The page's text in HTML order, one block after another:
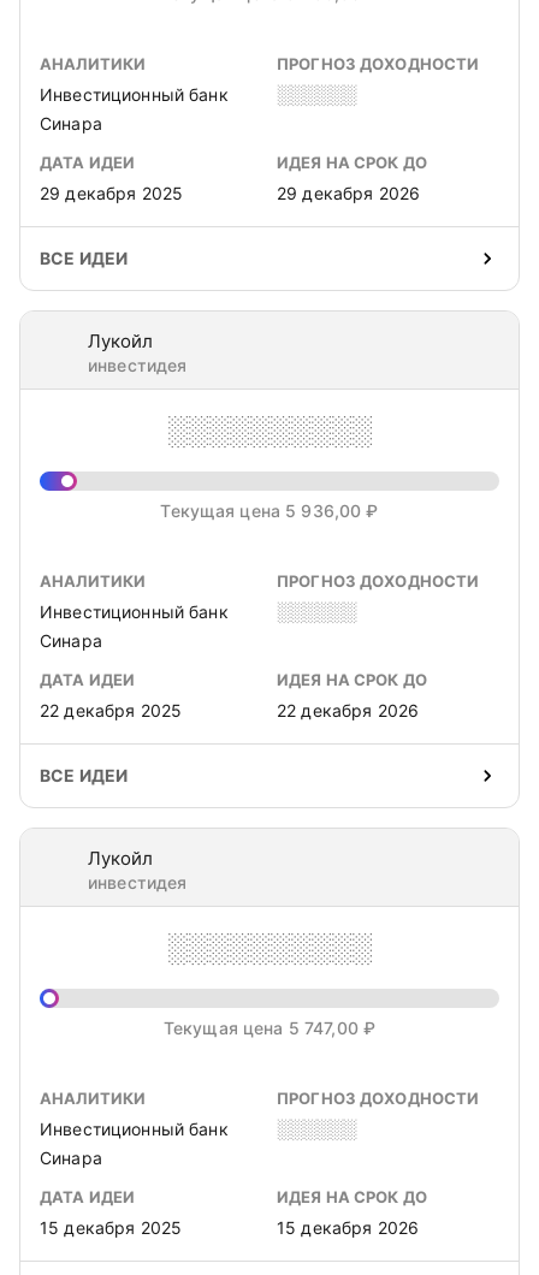
АНАЛИТИКИ
Инвестиционный банк
Синара
ПРОГНОЗ ДОХОДНОСТИ
░░░░░░
ДАТА ИДЕИ
29 декабря 2025
ИДЕЯ НА СРОК ДО
29 декабря 2026
ВСЕ ИДЕИ
Лукойл
инвестидея
░░░░░░░░░░
Текущая цена 5 936,00 ₽
АНАЛИТИКИ
Инвестиционный банк
Синара
ПРОГНОЗ ДОХОДНОСТИ
░░░░░░
ДАТА ИДЕИ
22 декабря 2025
ИДЕЯ НА СРОК ДО
22 декабря 2026
ВСЕ ИДЕИ
Лукойл
инвестидея
░░░░░░░░░░
Текущая цена 5 747,00 ₽
АНАЛИТИКИ
Инвестиционный банк
Синара
ПРОГНОЗ ДОХОДНОСТИ
░░░░░░
ДАТА ИДЕИ
15 декабря 2025
ИДЕЯ НА СРОК ДО
15 декабря 2026